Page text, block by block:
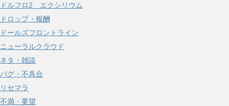
ドルフロ2 エクシリウム
ドロップ・報酬
ドールズフロントライン
ニューラルクラウド
ネタ・雑談
バグ・不具合
リセマラ
不満・要望